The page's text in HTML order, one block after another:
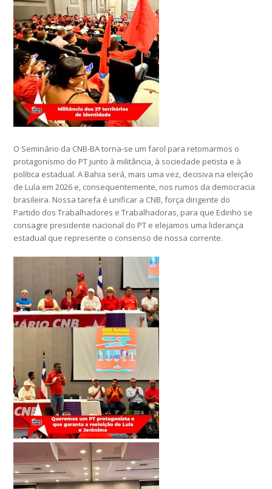
O Seminário da CNB-BA torna-se um farol para retomarmos o
protagonismo do PT junto à militância, à sociedade petista e à
política estadual. A Bahia será, mais uma vez, decisiva na eleição
de Lula em 2026 e, consequentemente, nos rumos da democracia
brasileira. Nossa tarefa é unificar a CNB, força dirigente do
Partido dos Trabalhadores e Trabalhadoras, para que Edinho se
consagre presidente nacional do PT e elejamos uma liderança
estadual que represente o consenso de nossa corrente.